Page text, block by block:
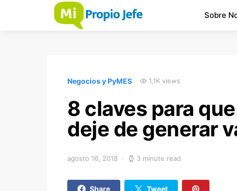
Sobre
Negocios y PyMES 1,1K views
8 claves para
deje de generar
agosto 16, 2018 3 minute read
Share Tweet